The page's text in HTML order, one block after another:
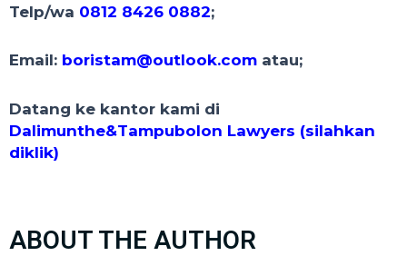
Telp/wa 0812 8426 0882;
Email: boristam@outlook.com atau;
Datang ke kantor kami di
Dalimunthe&Tampubolon Lawyers (silahkan
diklik)
ABOUT THE AUTHOR